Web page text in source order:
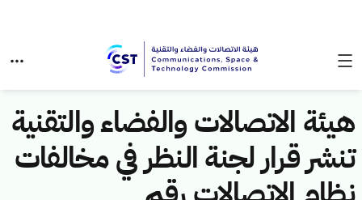
هيئة الاتصالات والفضاء والتقنية
تنشر قرار لجنة النظر في مخالفات